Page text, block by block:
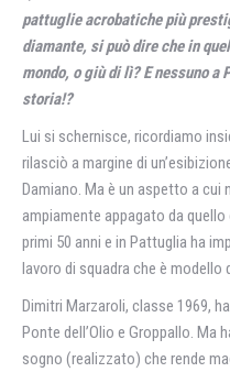
pattuglie acrobatiche più
diamante, si può dire che in
mondo, o giù di lì? E nessuno
storia!?
Lui si schernisce, ricordiamo
rilasciò a margine di
Damiano. Ma è un aspetto a cui
ampiamente appagato da
primi 50 anni e in Pattuglia ha
lavoro di squadra che è modello
Dimitri Marzaroli, classe 1969,
Ponte dell’Olio e Groppallo. Ma
sogno (realizzato) che rende